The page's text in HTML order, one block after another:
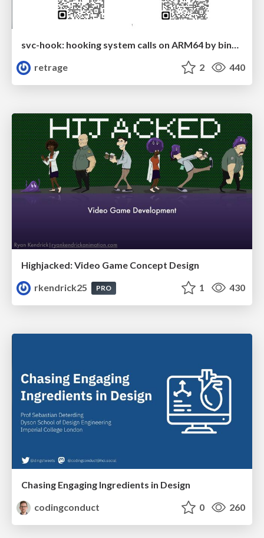
svc-hook: hooking system calls on ARM64 by binary rewriting
retrage
2 440
Highjacked: Video Game Concept Design
rkendrick25
PRO 1 430
Chasing Engaging Ingredients in Design
codingconduct
0 260